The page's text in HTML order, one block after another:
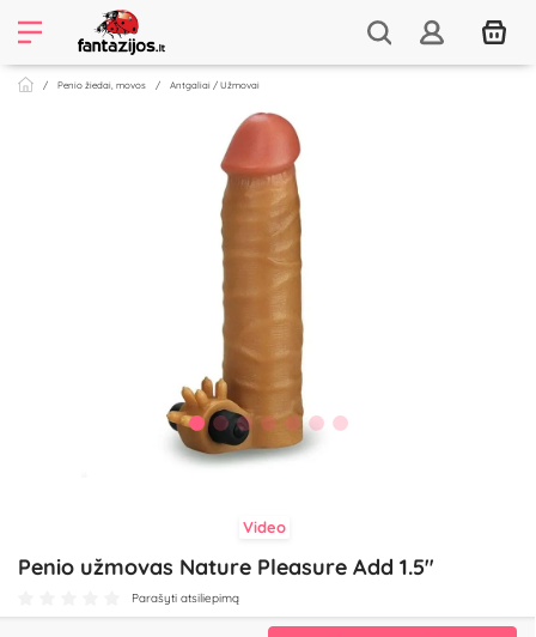
Penio žiedai, movos Antgaliai / Užmovai
Video
Penio užmovas Nature Pleasure Add 1.5"
Parašyti atsiliepimą